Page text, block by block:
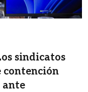
sindicatos
contención
ante